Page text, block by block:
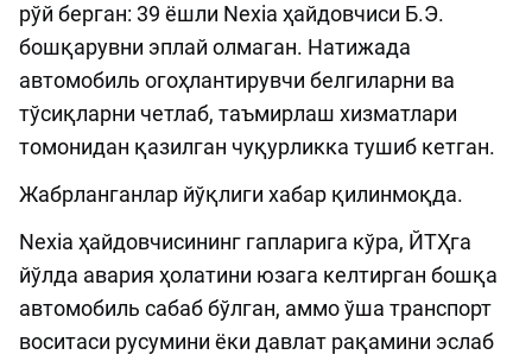
рўй берган: 39 ёшли Nexia ҳайдовчиси Б.Э.
бошқарувни эплай олмаган. Натижада
автомобиль огоҳлантирувчи белгиларни ва
тўсиқларни четлаб, таъмирлаш хизматлари
томонидан қазилган чуқурликка тушиб кетган.
Жабрланганлар йўқлиги хабар қилинмоқда.
Nexia ҳайдовчисининг гапларига кўра, ЙТҲга
йўлда авария ҳолатини юзага келтирган бошқа
автомобиль сабаб бўлган, аммо ўша транспорт
воситаси русумини ёки давлат рақамини эслаб